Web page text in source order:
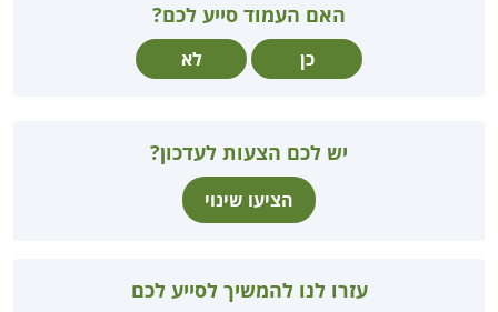
האם העמוד סייע לכם?
כן לא
יש לכם הצעות לעדכון?
הציעו שינוי
עזרו לנו להמשיך לסייע לכם